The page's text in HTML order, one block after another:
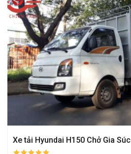
Xe tải Hyundai H150 Chở Gia Súc